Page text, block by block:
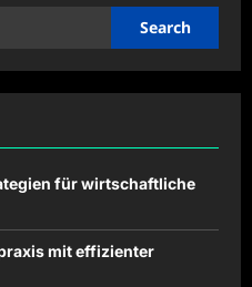
für wirtschaftliche
mit effizienter